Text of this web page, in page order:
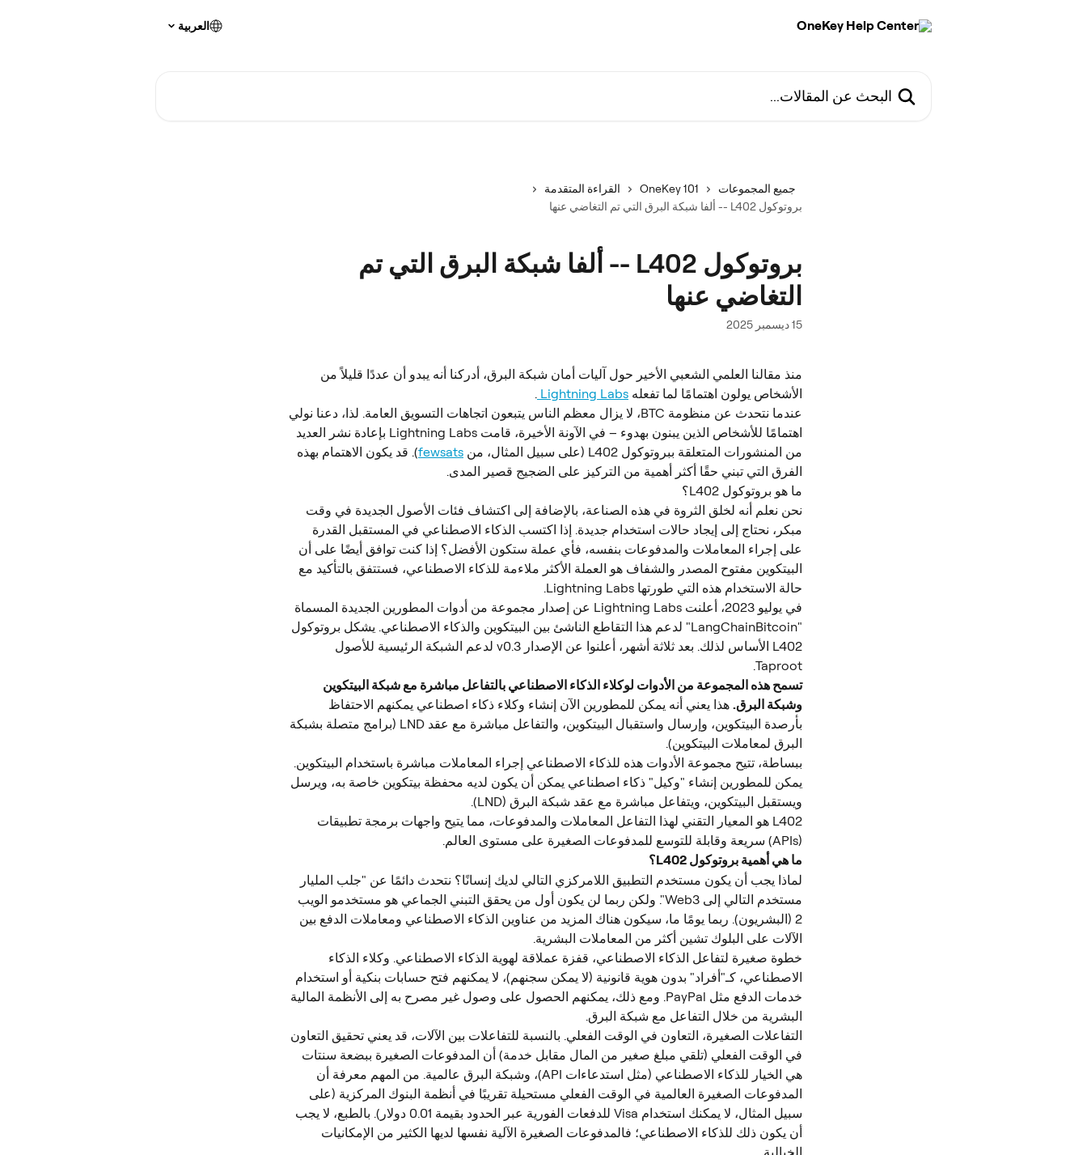
العربية
جميع المجموعات OneKey 101
القراءة المتقدمة
بروتوكول L402 -- ألفا شبكة البرق التي تم التغاضي عنها
بروتوكول L402 -- ألفا شبكة البرق التي تم
التغاضي عنها
15 ديسمبر 2025
منذ مقالنا العلمي الشعبي الأخير حول آليات أمان شبكة البرق، أدركنا أنه يبدو أن عددًا قليلاً من
الأشخاص يولون اهتمامًا لما تفعله Lightning Labs
.
عندما نتحدث عن منظومة BTC، لا يزال معظم الناس يتبعون اتجاهات التسويق العامة. لذا، دعنا نولي
اهتمامًا للأشخاص الذين يبنون بهدوء – في الآونة الأخيرة، قامت Lightning Labs بإعادة نشر العديد
من المنشورات المتعلقة ببروتوكول L402 (على سبيل المثال، من
fewsats). قد يكون الاهتمام بهذه
الفرق التي تبني حقًا أكثر أهمية من التركيز على الضجيج قصير المدى.
ما هو بروتوكول L402؟
نحن نعلم أنه لخلق الثروة في هذه الصناعة، بالإضافة إلى اكتشاف فئات الأصول الجديدة في وقت
مبكر، نحتاج إلى إيجاد حالات استخدام جديدة. إذا اكتسب الذكاء الاصطناعي في المستقبل القدرة
على إجراء المعاملات والمدفوعات بنفسه، فأي عملة ستكون الأفضل؟ إذا كنت توافق أيضًا على أن
البيتكوين مفتوح المصدر والشفاف هو العملة الأكثر ملاءمة للذكاء الاصطناعي، فستتفق بالتأكيد مع
حالة الاستخدام هذه التي طورتها Lightning Labs.
في يوليو 2023، أعلنت Lightning Labs عن إصدار مجموعة من أدوات المطورين الجديدة المسماة
"LangChainBitcoin" لدعم هذا التقاطع الناشئ بين البيتكوين والذكاء الاصطناعي. يشكل بروتوكول
L402 الأساس لذلك. بعد ثلاثة أشهر، أعلنوا عن الإصدار v0.3 لدعم الشبكة الرئيسية للأصول
Taproot.
تسمح هذه المجموعة من الأدوات لوكلاء الذكاء الاصطناعي بالتفاعل مباشرة مع شبكة البيتكوين
وشبكة البرق. هذا يعني أنه يمكن للمطورين الآن إنشاء وكلاء ذكاء اصطناعي يمكنهم الاحتفاظ
بأرصدة البيتكوين، وإرسال واستقبال البيتكوين، والتفاعل مباشرة مع عقد LND (برامج متصلة بشبكة
البرق لمعاملات البيتكوين).
ببساطة، تتيح مجموعة الأدوات هذه للذكاء الاصطناعي إجراء المعاملات مباشرة باستخدام البيتكوين.
يمكن للمطورين إنشاء "وكيل" ذكاء اصطناعي يمكن أن يكون لديه محفظة بيتكوين خاصة به، ويرسل
ويستقبل البيتكوين، ويتفاعل مباشرة مع عقد شبكة البرق (LND).
L402 هو المعيار التقني لهذا التفاعل المعاملات والمدفوعات، مما يتيح واجهات برمجة تطبيقات
(APIs) سريعة وقابلة للتوسع للمدفوعات الصغيرة على مستوى العالم.
ما هي أهمية بروتوكول L402؟
لماذا يجب أن يكون مستخدم التطبيق اللامركزي التالي لديك إنسانًا؟ نتحدث دائمًا عن "جلب المليار
مستخدم التالي إلى Web3". ولكن ربما لن يكون أول من يحقق التبني الجماعي هو مستخدمو الويب
2 (البشريون). ربما يومًا ما، سيكون هناك المزيد من عناوين الذكاء الاصطناعي ومعاملات الدفع بين
الآلات على البلوك تشين أكثر من المعاملات البشرية.
خطوة صغيرة لتفاعل الذكاء الاصطناعي، قفزة عملاقة لهوية الذكاء الاصطناعي. وكلاء الذكاء
الاصطناعي، كـ"أفراد" بدون هوية قانونية (لا يمكن سجنهم)، لا يمكنهم فتح حسابات بنكية أو استخدام
خدمات الدفع مثل PayPal. ومع ذلك، يمكنهم الحصول على وصول غير مصرح به إلى الأنظمة المالية
البشرية من خلال التفاعل مع شبكة البرق.
التفاعلات الصغيرة، التعاون في الوقت الفعلي. بالنسبة للتفاعلات بين الآلات، قد يعني تحقيق التعاون
في الوقت الفعلي (تلقي مبلغ صغير من المال مقابل خدمة) أن المدفوعات الصغيرة ببضعة سنتات
هي الخيار للذكاء الاصطناعي (مثل استدعاءات API)، وشبكة البرق عالمية. من المهم معرفة أن
المدفوعات الصغيرة العالمية في الوقت الفعلي مستحيلة تقريبًا في أنظمة البنوك المركزية (على
سبيل المثال، لا يمكنك استخدام Visa للدفعات الفورية عبر الحدود بقيمة 0.01 دولار). بالطبع، لا يجب
أن يكون ذلك للذكاء الاصطناعي؛ فالمدفوعات الصغيرة الآلية نفسها لديها الكثير من الإمكانيات